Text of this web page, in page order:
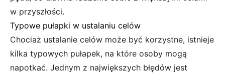
w przyszłości.
Typowe pułapki w ustalaniu celów
Chociaż ustalanie celów może być korzystne, istnieje
kilka typowych pułapek, na które osoby mogą
napotkać. Jednym z największych błędów jest